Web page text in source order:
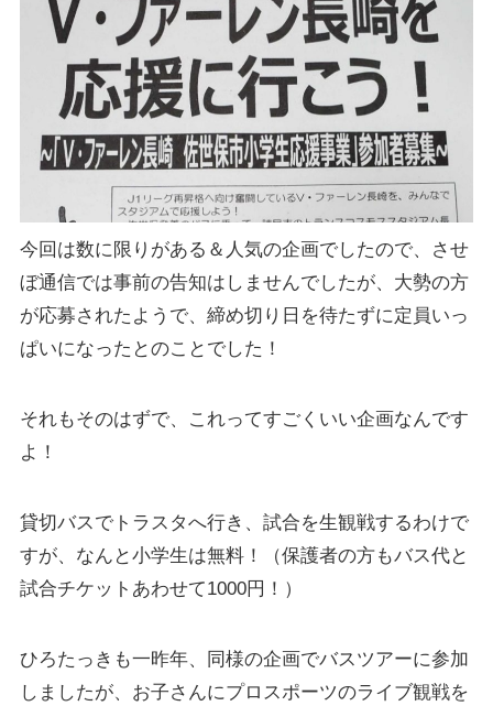
今回は数に限りがある＆人気の企画でしたので、させ
ぼ通信では事前の告知はしませんでしたが、大勢の方
が応募されたようで、締め切り日を待たずに定員いっ
ぱいになったとのことでした！
それもそのはずで、これってすごくいい企画なんです
よ！
貸切バスでトラスタへ行き、試合を生観戦するわけで
すが、なんと小学生は無料！
（保護者の方もバス代と
試合チケットあわせて1000円！）
ひろたっきも一昨年、同様の企画でバスツアーに参加
しましたが、お子さんにプロスポーツのライブ観戦を